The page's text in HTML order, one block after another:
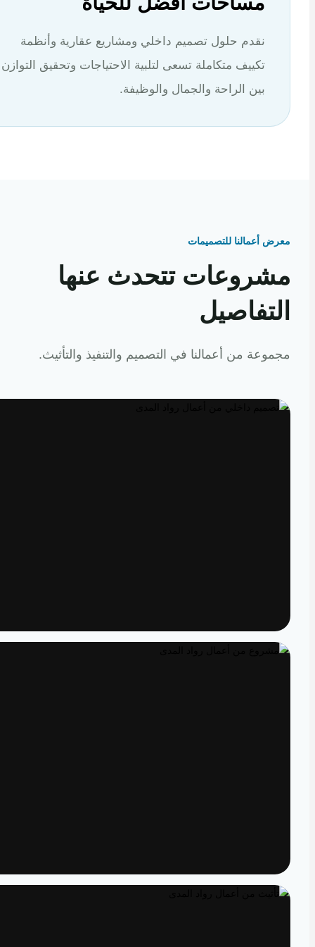
نقدم حلول تصميم داخلي ومشاريع عقارية وأنظمة
تكييف متكاملة تسعى لتلبية الاحتياجات وتحقيق التوازن
بين الراحة والجمال والوظيفة.
أعمالنا للتصميمات
تتحدث عنها
من أعمالنا في التصميم والتنفيذ والتأثيث.
تصميم داخلي